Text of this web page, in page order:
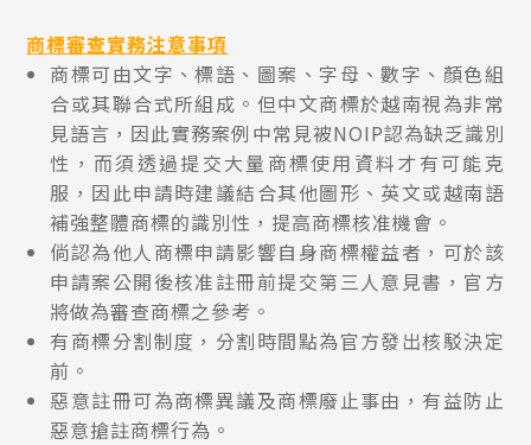
商標審查實務注意事項
商標可由文字、標語、圖案、字母、數字、顏色組
合或其聯合式所組成。但中文商標於越南視為非常
見語言，因此實務案例中常見被NOIP認為缺乏識別
性，而須透過提交大量商標使用資料才有可能克
服，因此申請時建議結合其他圖形、英文或越南語
補強整體商標的識別性，提高商標核准機會。
倘認為他人商標申請影響自身商標權益者，可於該
申請案公開後核准註冊前提交第三人意見書，官方
將做為審查商標之參考。
有商標分割制度，分割時間點為官方發出核駁決定
前。
惡意註冊可為商標異議及商標廢止事由，有益防止
惡意搶註商標行為。